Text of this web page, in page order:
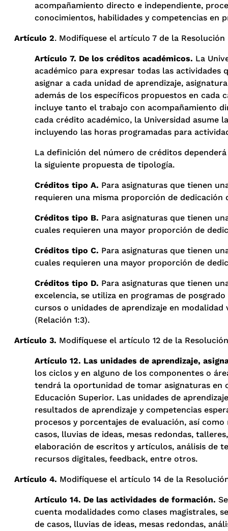
acompañamiento directo e independiente,
conocimientos, habilidades y competencias en
Artículo 2. Modifíquese el artículo 7 de la Resolución
Artículo 7. De los créditos académicos. La
académico para expresar todas las
asignar a cada unidad de aprendizaje,
además de los específicos propuestos en
incluye tanto el trabajo con acompañamiento
cada crédito académico, la Universidad asume
incluyendo las horas programadas para
La definición del número de créditos
la siguiente propuesta de tipología.
Créditos tipo A. Para asignaturas que tienen
requieren una misma proporción de
Créditos tipo B. Para asignaturas que tienen
cuales requieren una mayor proporción de
Créditos tipo C. Para asignaturas que tienen
cuales requieren una mayor proporción de
Créditos tipo D. Para asignaturas que tienen
excelencia, se utiliza en programas de
cursos o unidades de aprendizaje en
(Relación 1:3).
Artículo 3. Modifíquese el artículo 12 de la
Artículo 12. Las unidades de aprendizaje,
los ciclos y en alguno de los componentes o
tendrá la oportunidad de tomar asignaturas en
Educación Superior. Las unidades de
resultados de aprendizaje y competencias
procesos y porcentajes de evaluación, así
casos, lluvias de ideas, mesas redondas,
elaboración de escritos y artículos, análisis de
recursos digitales, feedback, entre otros.
Artículo 4. Modifíquese el artículo 14 de la
Artículo 14. De las actividades de formación.
cuenta modalidades como clases magistrales,
de casos, lluvias de ideas, mesas redondas,